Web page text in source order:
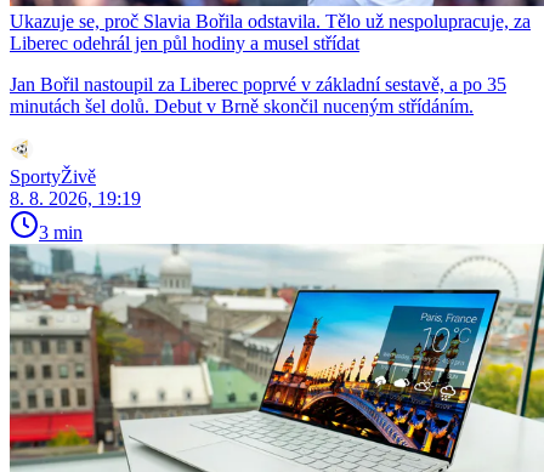
Ukazuje se, proč Slavia Bořila odstavila. Tělo už nespolupracuje, za
Liberec odehrál jen půl hodiny a musel střídat
Jan Bořil nastoupil za Liberec poprvé v základní sestavě, a po 35
minutách šel dolů. Debut v Brně skončil nuceným střídáním.
SportyŽivě
8. 8. 2026, 19:19
3 min